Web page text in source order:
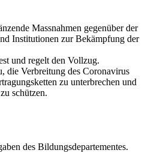
Massnahmen gegenüber der
Institutionen zur Bekämpfung der
und regelt den Vollzug.
die Verbreitung des Coronavirus
zu unterbrechen und
schützen.
des Bildungsdepartementes.